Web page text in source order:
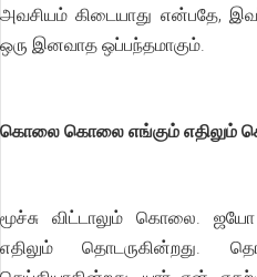
அவசியம் கிடையாது என்பதே,
ஒரு இனவாத ஒப்பந்தமாகும்.
கொலை கொலை எங்கும் எதிலும்
மூச்சு விட்டாலும் கொலை.
எதிலும்